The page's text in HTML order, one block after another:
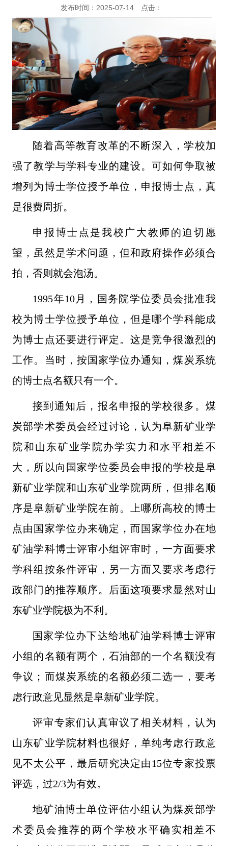
发布时间：2025-07-14 点击：
随着高等教育改革的不断深入，学校加
强了教学与学科专业的建设。可如何争取被
增列为博士学位授予单位，申报博士点，真
是很费周折。
申报博士点是我校广大教师的迫切愿
望，虽然是学术问题，但和政府操作必须合
拍，否则就会泡汤。
1995年10月，国务院学位委员会批准我
校为博士学位授予单位，但是哪个学科能成
为博士点还要进行评定。这是竞争很激烈的
工作。当时，按国家学位办通知，煤炭系统
的博士点名额只有一个。
接到通知后，报名申报的学校很多。煤
炭部学术委员会经过讨论，认为阜新矿业学
院和山东矿业学院办学实力和水平相差不
大，所以向国家学位委员会申报的学校是阜
新矿业学院和山东矿业学院两所，但排名顺
序是阜新矿业学院在前。上哪所高校的博士
点由国家学位办来确定，而国家学位办在地
矿油学科博士评审小组评审时，一方面要求
学科组按条件评审，另一方面又要求考虑行
政部门的推荐顺序。后面这项要求显然对山
东矿业学院极为不利。
国家学位办下达给地矿油学科博士评审
小组的名额有两个，石油部的一个名额没有
争议；而煤炭系统的名额必须二选一，要考
虑行政意见显然是阜新矿业学院。
评审专家们认真审议了相关材料，认为
山东矿业学院材料也很好，单纯考虑行政意
见不太公平，最后研究决定由15位专家投票
评选，过2/3为有效。
地矿油博士单位评估小组认为煤炭部学
术委员会推荐的两个学校水平确实相差不